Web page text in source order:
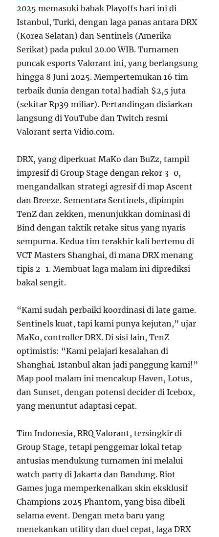
2025 memasuki babak Playoffs hari ini di
Istanbul, Turki, dengan laga panas antara DRX
(Korea Selatan) dan Sentinels (Amerika
Serikat) pada pukul 20.00 WIB. Turnamen
puncak esports Valorant ini, yang berlangsung
hingga 8 Juni 2025. Mempertemukan 16 tim
terbaik dunia dengan total hadiah $2,5 juta
(sekitar Rp39 miliar). Pertandingan disiarkan
langsung di YouTube dan Twitch resmi
Valorant serta Vidio.com.
DRX, yang diperkuat MaKo dan BuZz, tampil
impresif di Group Stage dengan rekor 3-0,
mengandalkan strategi agresif di map Ascent
dan Breeze. Sementara Sentinels, dipimpin
TenZ dan zekken, menunjukkan dominasi di
Bind dengan taktik retake situs yang nyaris
sempurna. Kedua tim terakhir kali bertemu di
VCT Masters Shanghai, di mana DRX menang
tipis 2-1. Membuat laga malam ini diprediksi
bakal sengit.
“Kami sudah perbaiki koordinasi di late game.
Sentinels kuat, tapi kami punya kejutan,” ujar
MaKo, controller DRX. Di sisi lain, TenZ
optimistis: “Kami pelajari kesalahan di
Shanghai. Istanbul akan jadi panggung kami!”
Map pool malam ini mencakup Haven, Lotus,
dan Sunset, dengan potensi decider di Icebox,
yang menuntut adaptasi cepat.
Tim Indonesia, RRQ Valorant, tersingkir di
Group Stage, tetapi penggemar lokal tetap
antusias mendukung turnamen ini melalui
watch party di Jakarta dan Bandung. Riot
Games juga memperkenalkan skin eksklusif
Champions 2025 Phantom, yang bisa dibeli
selama event. Dengan meta baru yang
menekankan utility dan duel cepat, laga DRX